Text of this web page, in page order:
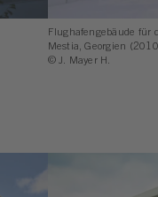
Flughafengebäude für
Mestia, Georgien
© J. Mayer H.